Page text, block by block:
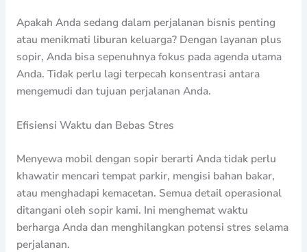
Apakah Anda sedang dalam perjalanan bisnis penting
atau menikmati liburan keluarga? Dengan layanan plus
sopir, Anda bisa sepenuhnya fokus pada agenda utama
Anda. Tidak perlu lagi terpecah konsentrasi antara
mengemudi dan tujuan perjalanan Anda.
Efisiensi Waktu dan Bebas Stres
Menyewa mobil dengan sopir berarti Anda tidak perlu
khawatir mencari tempat parkir, mengisi bahan bakar,
atau menghadapi kemacetan. Semua detail operasional
ditangani oleh sopir kami. Ini menghemat waktu
berharga Anda dan menghilangkan potensi stres selama
perjalanan.